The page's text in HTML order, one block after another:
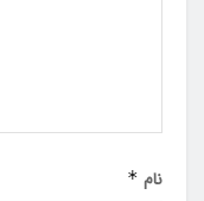
نام *